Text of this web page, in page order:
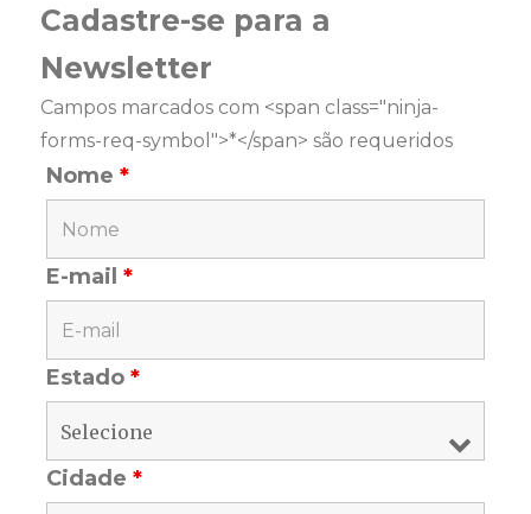
Cadastre-se para a
Newsletter
Campos marcados com <span class="ninja-
forms-req-symbol">*</span> são requeridos
Nome*
E-mail*
Estado*
Cidade*